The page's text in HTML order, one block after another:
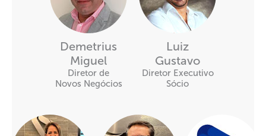
Demetrius
Miguel
Diretor de
Novos Negócios
Luiz
Gustavo
Diretor Executivo
Sócio